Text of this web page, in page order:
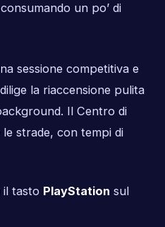
un po’ di
sessione competitiva e
la riaccensione pulita
Il Centro di
strade, con tempi di
il tasto PlayStation sul